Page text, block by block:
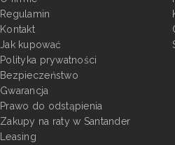
Regulamin
Kontakt
Jak kupować
Polityka prywatności
Bezpieczeństwo
Gwarancja
Prawo do odstąpienia
Zakupy na raty w Santander
Leasing